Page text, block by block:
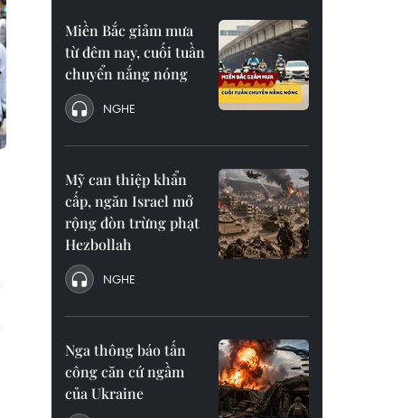
Miền Bắc giảm mưa
từ đêm nay, cuối tuần
chuyển nắng nóng
NGHE
Mỹ can thiệp khẩn
cấp, ngăn Israel mở
rộng đòn trừng phạt
Hezbollah
NGHE
Nga thông báo tấn
công căn cứ ngầm
của Ukraine